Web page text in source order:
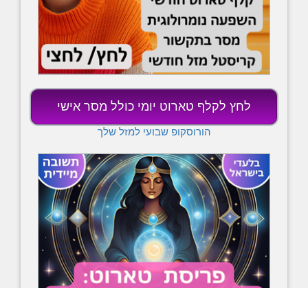
לחץ לקלף טארוט יומי כולל מסר אישי
הורוסקופ שבועי למזל שלך